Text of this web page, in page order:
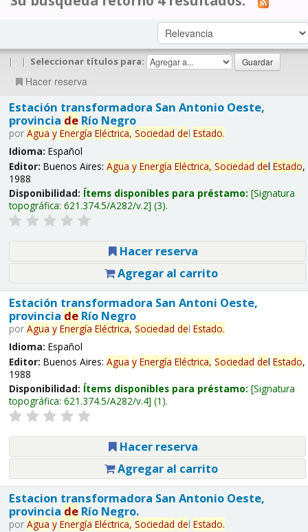
| | Seleccionar títulos para:
Hacer reserva
Estación transformadora San Antonio Oeste,
provincia deRío Negro
por Agua y Energía Eléctrica, Sociedad del Estado.
Idioma: Español
Editor: Buenos Aires: Agua y Energía Eléctrica, Sociedad del Estado,
1988
Disponibilidad: Ítems disponibles para préstamo: Signatura
topográfica: 621.374.5/A282/v.2 (3).
Hacer reserva
Agregar al carrito
Estación transformadora San Antoni Oeste,
provincia deRío Negro
por Agua y Energía Eléctrica, Sociedad del Estado.
Idioma: Español
Editor: Buenos Aires: Agua y Energía Eléctrica, Sociedad del Estado,
1988
Disponibilidad: Ítems disponibles para préstamo: Signatura
topográfica: 621.374.5/A282/v.4 (1).
Hacer reserva
Agregar al carrito
Estacion transformadora San Antonio Oeste,
provincia deRío Negro.
por Agua y Energía Eléctrica, Sociedad del Estado.